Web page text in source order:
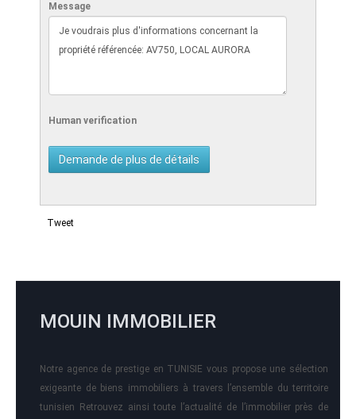
Message
Human verification
Tweet
MOUIN IMMOBILIER
Notre agence de prestige en TUNISIE vous propose une sélection
exigeante de biens immobiliers à travers l’ensemble du territoire
tunisien Retrouvez ainsi toute l’actualité de l’immobilier près de